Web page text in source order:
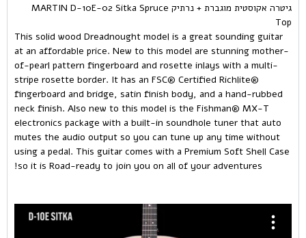
גיטרה אקוסטית מוגברת + נרתיק MARTIN D-10E-02 Sitka Spruce
Top
This solid wood Dreadnought model is a great sounding guitar
at an affordable price. New to this model are stunning mother-
of-pearl pattern fingerboard and rosette inlays with a multi-
stripe rosette border. It has an FSC® Certified Richlite®
fingerboard and bridge, satin finish body, and a hand-rubbed
neck finish. Also new to this model is the Fishman® MX-T
electronics package with a built-in soundhole tuner that auto
mutes the audio output so you can tune up any time without
using a pedal. This guitar comes with a Premium Soft Shell Case
so it is Road-ready to join you on all of your adventures!